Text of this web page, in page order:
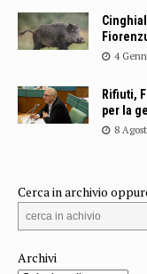
4
Rifiuti,
per la
8
Cerca in archivio
Archivi